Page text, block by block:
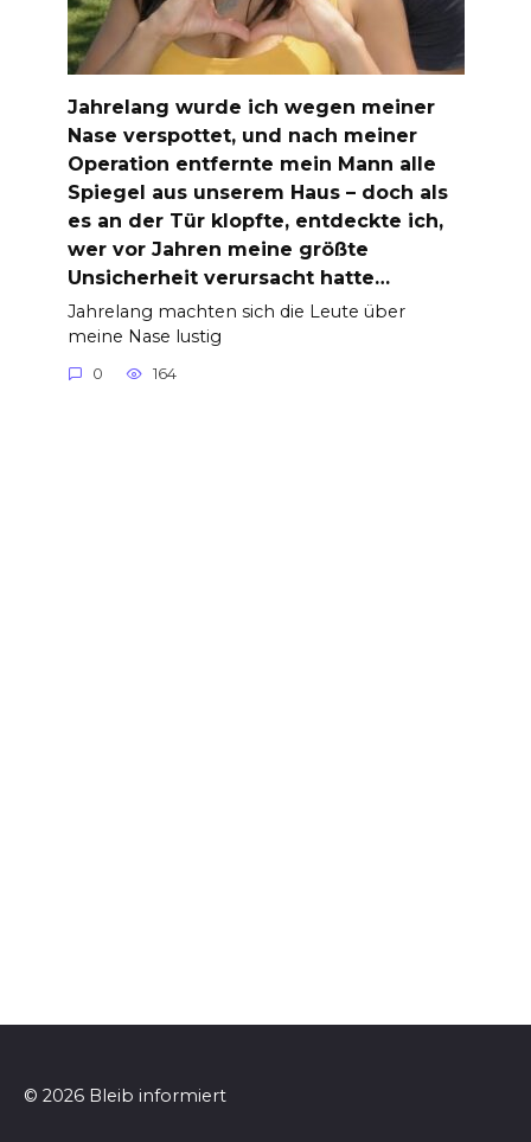
Jahrelang wurde ich wegen meiner
Nase verspottet, und nach meiner
Operation entfernte mein Mann alle
Spiegel aus unserem Haus – doch als
es an der Tür klopfte, entdeckte ich,
wer vor Jahren meine größte
Unsicherheit verursacht hatte…
Jahrelang machten sich die Leute über
meine Nase lustig
0 164
© 2026 Bleib informiert